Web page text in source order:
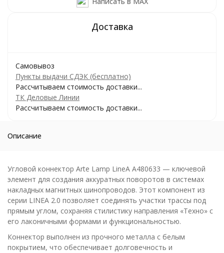
Самовывоз
Пункты выдачи СДЭК (бесплатно)
Рассчитываем стоимость доставки...
ТК Деловые Линии
Рассчитываем стоимость доставки...
Описание
Угловой коннектор Arte Lamp LineA A480633 — ключевой
элемент для создания аккуратных поворотов в системах
накладных магнитных шинопроводов. Этот компонент из
серии LINEA 2.0 позволяет соединять участки трассы под
прямым углом, сохраняя стилистику направления «Техно» с
его лаконичными формами и функциональностью.
Коннектор выполнен из прочного металла с белым
покрытием, что обеспечивает долговечность и